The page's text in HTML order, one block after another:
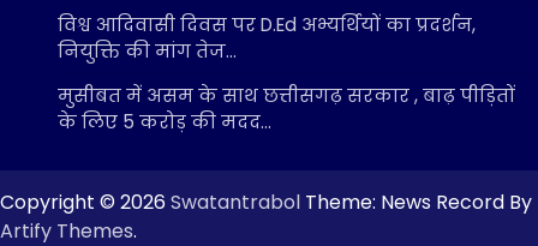
विश्व आदिवासी दिवस पर D.Ed अभ्यर्थियों का प्रदर्शन,
नियुक्ति की मांग तेज…
मुसीबत में असम के साथ छत्तीसगढ़ सरकार , बाढ़ पीड़ितों
के लिए 5 करोड़ की मदद…
Copyright © 2026 Swatantrabol Theme: News Record By
Artify Themes.